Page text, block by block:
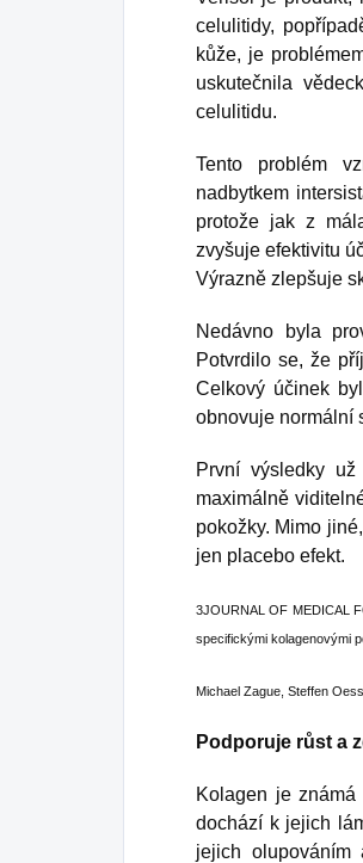
celulitidy,
kůže, je
uskutečnila
celulitidu.
Tento problém
nadbytkem
protože jak z
zvyšuje efektivitu
Výrazně zlepšuje
Nedávno byla
Potvrdilo se, že
Celkový účinek
obnovuje normální
První výsledky
maximálně
pokožky. Mimo
jen placebo efekt.
3JOURNAL OF MEDICAL
specifickými kolagenovými
Michael Zague, Steffen
Podporuje růst a
Kolagen je
dochází k jejich
jejich olupováním